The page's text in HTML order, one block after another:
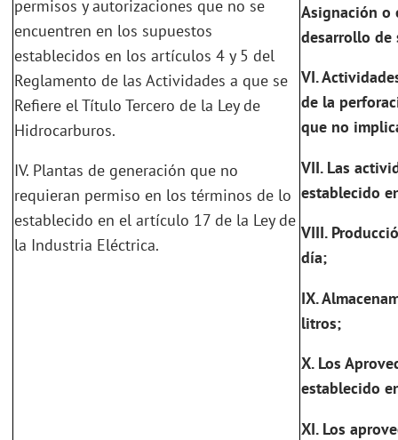
permisos y autorizaciones que no se
encuentren en los supuestos
establecidos en los artículos 4 y 5 del
Reglamento de las Actividades a que se
Refiere el Título Tercero de la Ley de
Hidrocarburos.
IV. Plantas de generación que no
requieran permiso en los términos de lo
establecido en el artículo 17 de la Ley de
la Industria Eléctrica.
Asignación o
desarrollo de
VI.
de la
que no
VII. Las
establecido
VIII.
día;
IX.
litros;
X. Los
establecido
XI. Los